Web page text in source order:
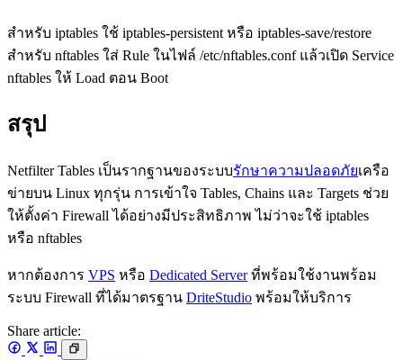
สำหรับ iptables ใช้ iptables-persistent หรือ iptables-save/restore
สำหรับ nftables ใส่ Rule ในไฟล์ /etc/nftables.conf แล้วเปิด Service
nftables ให้ Load ตอน Boot
สรุป
Netfilter Tables เป็นรากฐานของระบบรักษาความปลอดภัยเครือ
ข่ายบน Linux ทุกรุ่น การเข้าใจ Tables, Chains และ Targets ช่วย
ให้ตั้งค่า Firewall ได้อย่างมีประสิทธิภาพ ไม่ว่าจะใช้ iptables
หรือ nftables
หากต้องการ VPS หรือ Dedicated Serverที่พร้อมใช้งานพร้อม
ระบบ Firewall ที่ได้มาตรฐาน DriteStudio พร้อมให้บริการ
Share article: